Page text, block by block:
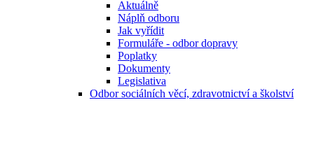
Aktuálně
Náplň odboru
Jak vyřídit
Formuláře - odbor dopravy
Poplatky
Dokumenty
Legislativa
Odbor sociálních věcí, zdravotnictví a školství